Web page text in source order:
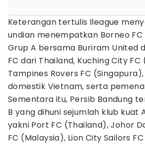
Keterangan tertulis Ileague
undian menempatkan Borneo FC
Grup A bersama Buriram United
FC dari Thailand, Kuching City FC
Tampines Rovers FC
domestik Vietnam, serta
Sementara itu, Persib Bandung
B yang dihuni sejumlah klub kuat
yakni Port FC (Thailand), Johor
FC (Malaysia), Lion City Sailors